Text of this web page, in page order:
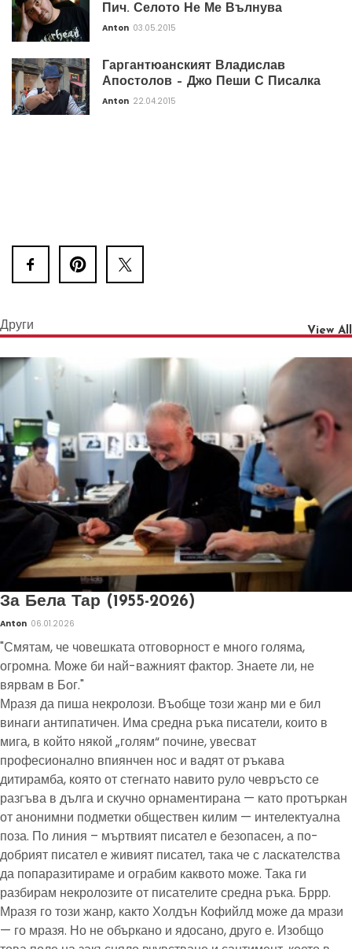
Пич. Селото Не Ме Вълнува
Anton 03.05.2015
Гаргантюанският Владислав
Апостолов – Джо Пеши С Писалка
Anton 22.04.2015
Други View All
За Бела Тар (1955-2026)
Anton 06.01.2026
"Смятам, че човешката отговорност е много голяма,
огромна. Може би най-важният фактор. Знаете ли, не
вярвам в Бог."
Мразя да пиша некролози. Въобще този жанр ми е бил
винаги антипатичен. Има средна ръка писатели, които в
мига, в който някой „голям“ почине, увесват
професионално впиянчен нос и вадят от ръкава
дитирамба, която от стегнато навито руло чевръсто се
разгъва в дълга и скучно орнаментирана — като протъркан
от анонимни подметки обществен килим — интелектуална
поза. По линия – мъртвият писател е безопасен, а по-
добрият писател е живият писател, така че с ласкателства
да попаразитираме и ограбим каквото може. Така ги
разбирам некролозите от писателите средна ръка. Бррр.
Мразя го този жанр, както Холдън Кофийлд може да мрази
— го мразя. Но не объркано и ядосано, друго е. Изобщо